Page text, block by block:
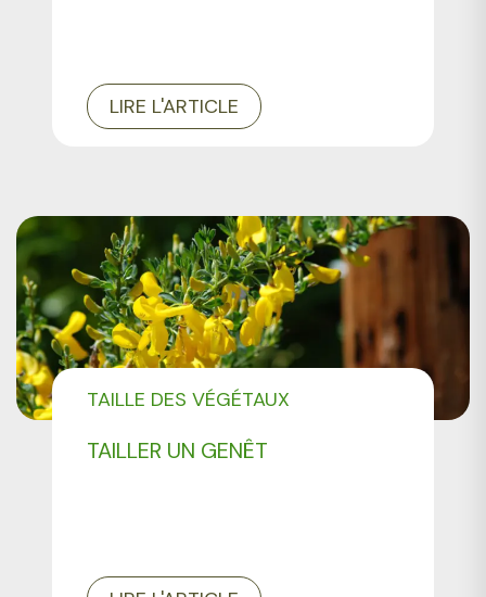
LIRE L'ARTICLE
TAILLER UN GENÊT
TAILLE DES VÉGÉTAUX